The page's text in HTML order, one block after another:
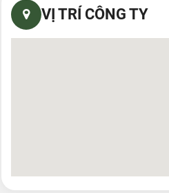
VỊ TRÍ CÔNG TY